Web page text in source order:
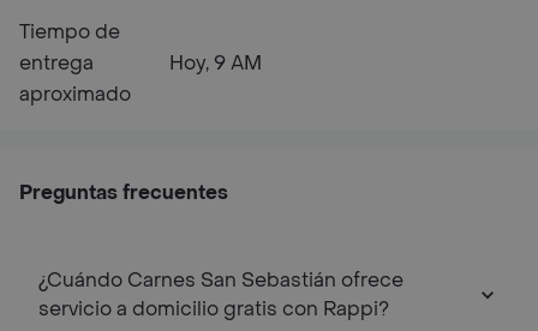
Tiempo de
entrega
aproximado
Hoy, 9 AM
Preguntas frecuentes
¿Cuándo Carnes San Sebastián ofrece
servicio a domicilio gratis con Rappi?